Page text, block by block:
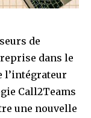
de
dans le
l’intégrateur
Call2Teams
une nouvelle